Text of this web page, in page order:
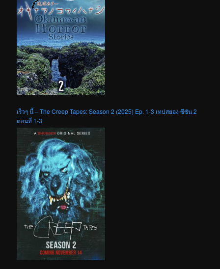
เร็วๆ นี้ – The Creep Tapes: Season 2 (2025) Ep. 1-3 เทปสยอง ซีซัน 2
ตอนที่ 1-3